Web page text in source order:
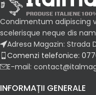
Condimentum adipiscing
scelerisque neque dis
Adresa Magazin: Strada
Comenzi telefonice:
E-mail:
INFORMAȚII GENERALE